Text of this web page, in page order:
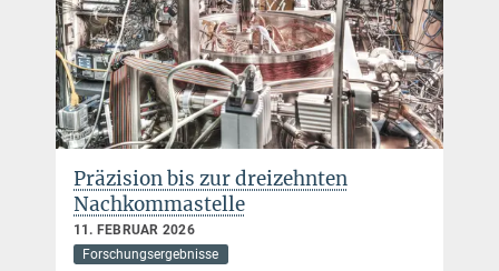
+49 89 32905-213
katharina.jarrah@...
Max-Planck-Institut für Quantenoptik, Garching
Wenn Atome ihren Farbensinn
verlieren
30. JANUAR 2026
Forschungsergebnisse